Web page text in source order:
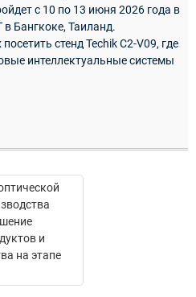
с 10 по 13 июня 2026 года в
Бангкоке, Таиланд.
стенд Techik C2-V09, где
интеллектуальные системы